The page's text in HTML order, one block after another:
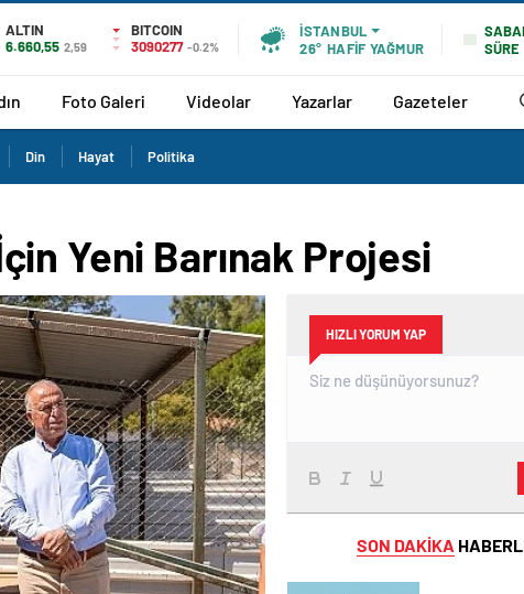
ALTIN
6.660,55 2,59
BITCOIN
3090277 -0.2%
İSTANBUL
26° HAFİF YAĞMUR
SÜRE
Foto Galeri Videolar Yazarlar Gazeteler
Din Hayat Politika
Yeni Barınak Projesi
HIZLI YORUM YAP
SON DAKİKA